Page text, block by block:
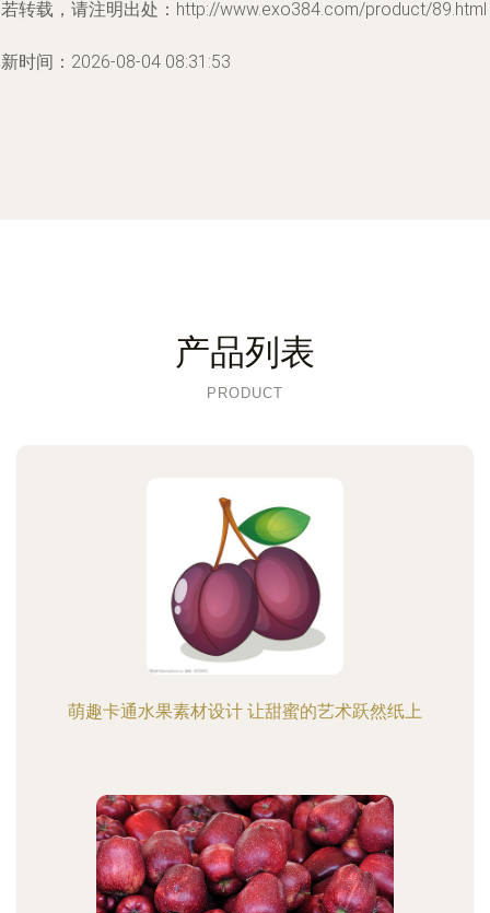
转载，请注明出处：http://www.exo384.com/product/89.html
时间：2026-08-04 08:31:53
产品列表
PRODUCT
萌趣卡通水果素材设计 让甜蜜的艺术跃然纸上